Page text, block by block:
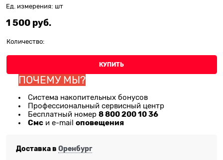
Ед. измерения: шт
1 500 руб.
Количество:
КУПИТЬ
ПОЧЕМУ МЫ?
Система накопительных бонусов
Профессиональный сервисный центр
Бесплатный номер 8 800 200 10 36
Смс и e-mail оповещения
Доставка в Оренбург